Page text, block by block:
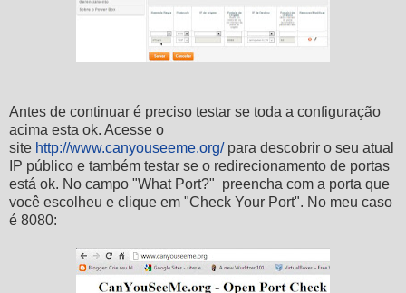
Antes de continuar é preciso testar se toda a configuração
acima esta ok. Acesse o
site http://www.canyouseeme.org/para descobrir o seu atual
IP público e também testar se o redirecionamento de portas
está ok. No campo "What Port?" preencha com a porta que
você escolheu e clique em "Check Your Port". No meu caso
é 8080: